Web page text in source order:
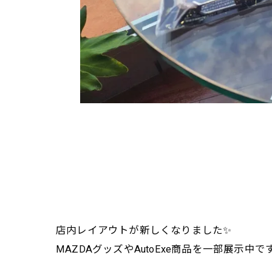
店内レイアウトが新しくなりました✨
MAZDAグッズやAutoExe商品を一部展示中で